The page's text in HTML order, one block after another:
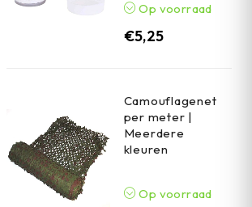
Op voorraad
€5,25
Camouflagenet
per meter |
Meerdere
kleuren
Op voorraad